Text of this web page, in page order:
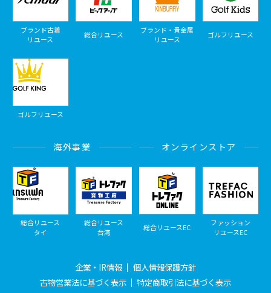
ブランド古着
リユース
総合リユース
ブランド・貴金属
リユース
ゴルフリユース
ゴルフリユース
海外事業
総合リユース
タイ
総合リユース
台湾
オンラインストア
総合リユースEC
ファッション
リユースEC
企業・IR情報
個人情報保護方針
古物営業法に基づく表示
特定商取引法に基づく表示